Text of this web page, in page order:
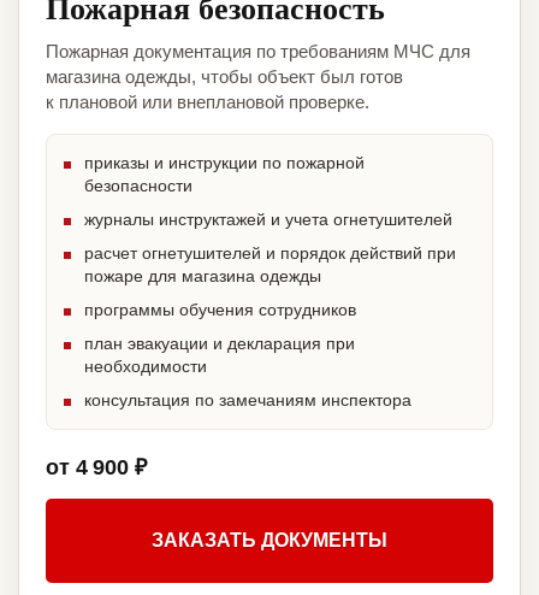
Пожарная документация по требованиям МЧС для
магазина одежды, чтобы объект был готов
к плановой или внеплановой проверке.
приказы и инструкции по пожарной
безопасности
журналы инструктажей и учета огнетушителей
расчет огнетушителей и порядок действий при
пожаре для магазина одежды
программы обучения сотрудников
план эвакуации и декларация при
необходимости
консультация по замечаниям инспектора
от 4 900 ₽
ЗАКАЗАТЬ ДОКУМЕНТЫ